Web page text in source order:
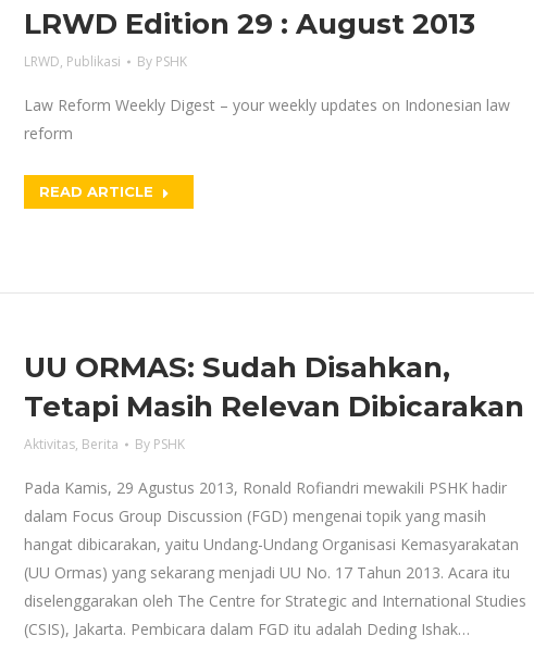
LRWD Edition 29 : August 2013
LRWD, Publikasi By PSHK
Law Reform Weekly Digest – your weekly updates on Indonesian law
reform
READ ARTICLE
UU ORMAS: Sudah Disahkan,
Tetapi Masih Relevan Dibicarakan
Aktivitas, Berita By PSHK
Pada Kamis, 29 Agustus 2013, Ronald Rofiandri mewakili PSHK hadir
dalam Focus Group Discussion (FGD) mengenai topik yang masih
hangat dibicarakan, yaitu Undang-Undang Organisasi Kemasyarakatan
(UU Ormas) yang sekarang menjadi UU No. 17 Tahun 2013. Acara itu
diselenggarakan oleh The Centre for Strategic and International Studies
(CSIS), Jakarta. Pembicara dalam FGD itu adalah Deding Ishak…